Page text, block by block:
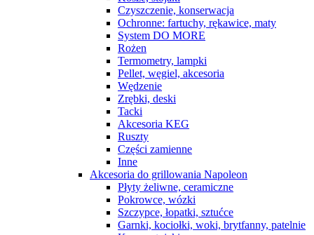
Czyszczenie, konserwacja
Ochronne: fartuchy, rękawice, maty
System DO MORE
Rożen
Termometry, lampki
Pellet, węgiel, akcesoria
Wędzenie
Zrębki, deski
Tacki
Akcesoria KEG
Ruszty
Części zamienne
Inne
Akcesoria do grillowania Napoleon
Płyty żeliwne, ceramiczne
Pokrowce, wózki
Szczypce, łopatki, sztućce
Garnki, kociołki, woki, brytfanny, patelnie